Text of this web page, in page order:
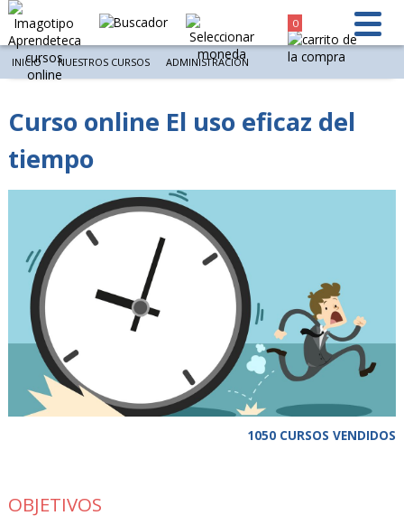
0
INICIO NUESTROS CURSOS ADMINISTRACIÓN
Curso online El uso eficaz del
tiempo
1050 CURSOS VENDIDOS
OBJETIVOS